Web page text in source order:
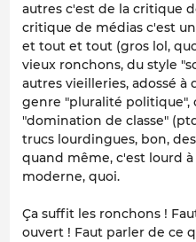
autres c'est de la critique
critique de médias c'est
et tout et tout (gros lol,
vieux ronchons, du style
autres vieilleries, adossé à
genre "pluralité politique",
"domination de classe"
trucs lourdingues, bon,
quand même, c'est lourd
moderne, quoi.
Ça suffit les ronchons !
ouvert ! Faut parler de ce